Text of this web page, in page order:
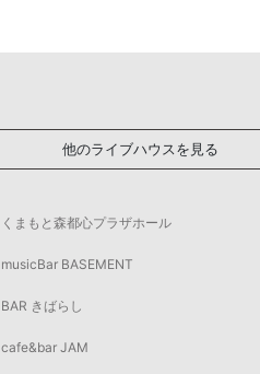
他のライブハウスを見る
くまもと森都心プラザホール
musicBar BASEMENT
BAR きばらし
cafe&bar JAM